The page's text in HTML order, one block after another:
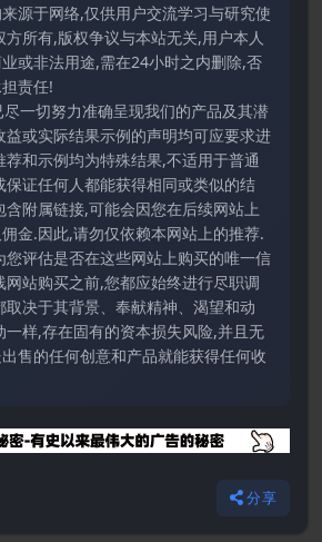
源于网络,仅供用户交流学习与研究使
方所有,版权争议与本站无关,用户本人
或非法用途,需在24小时之内删除,否
责任!
一切努力准确呈现我们的产品及其潜
益或实际结果示例的声明均可应要求进
和示例均为特殊结果,不适用于普通
保证任何人都能获得相同或类似的结
附属链接,可能会因您在后续网站上
金.因此,请勿仅依赖本网站上的推荐.
您评估是否在这些网站上购买的唯一信
站购买之前,您都应始终进行尽职调
决于其背景、奉献精神、渴望和动
一样,存在固有的资本损失风险,并且无
售的任何创意和产品就能获得任何收
分享